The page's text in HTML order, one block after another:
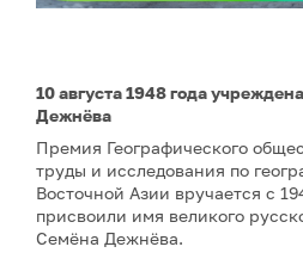
10 августа 1948 года
Дежнёва
Премия Географического
труды и исследования по
Восточной Азии вручается с
присвоили имя великого
Семёна Дежнёва.